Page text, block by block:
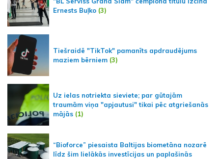
Ernests Buļko (3)
Tiešraidē "TikTok" pamanīts apdraudējums
maziem bērniem (3)
Uz ielas notriekta sieviete; par gūtajām
traumām viņa "apjautusi" tikai pēc atgriešanās
mājās (1)
“Bioforce” piesaista Baltijas biometāna nozarē
līdz šim lielākās investīcijas un paplašinās